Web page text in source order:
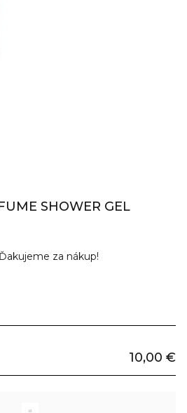
SHOWER GEL
Ďakujeme za nákup!
10,00 €